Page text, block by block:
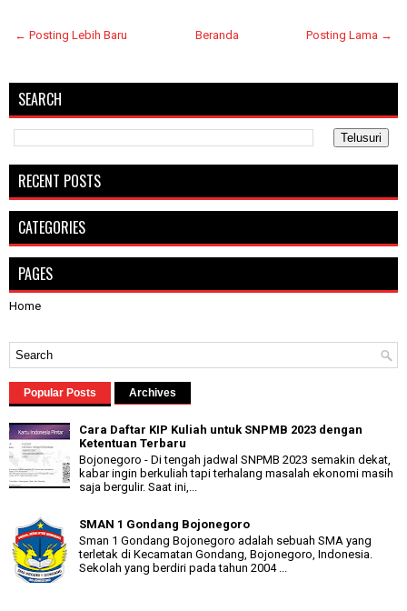
← Posting Lebih Baru Posting Lama →
Beranda
SEARCH
RECENT POSTS
CATEGORIES
PAGES
Home
Popular Posts Archives
Cara Daftar KIP Kuliah untuk SNPMB 2023 dengan
Ketentuan Terbaru
Bojonegoro - Di tengah jadwal SNPMB 2023 semakin dekat,
kabar ingin berkuliah tapi terhalang masalah ekonomi masih
saja bergulir. Saat ini,...
SMAN 1 Gondang Bojonegoro
Sman 1 Gondang Bojonegoro adalah sebuah SMA yang
terletak di Kecamatan Gondang, Bojonegoro, Indonesia.
Sekolah yang berdiri pada tahun 2004 ...